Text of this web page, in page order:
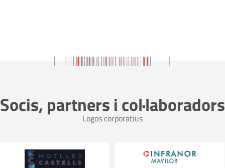
Socis, partners i col·laboradors
Logos corporatius